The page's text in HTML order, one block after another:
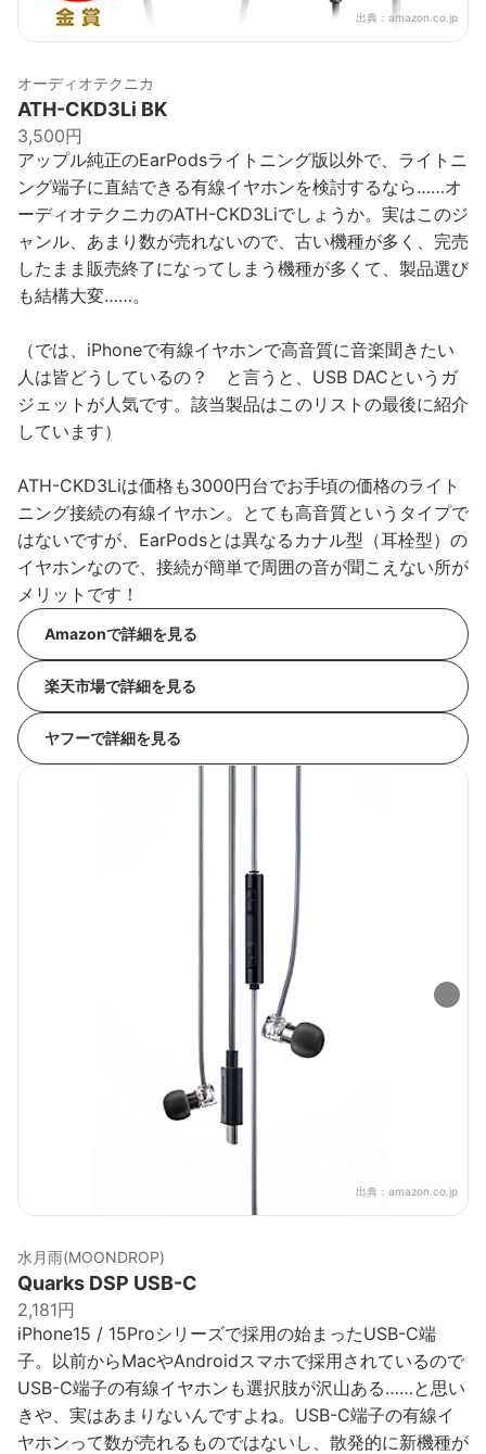
出典： amazon.co.jp
オーディオテクニカ
ATH-CKD3Li BK
3,500円
アップル純正のEarPodsライトニング版以外で、ライトニ
ング端子に直結できる有線イヤホンを検討するなら……オ
ーディオテクニカのATH-CKD3Liでしょうか。実はこのジ
ャンル、あまり数が売れないので、古い機種が多く、完売
したまま販売終了になってしまう機種が多くて、製品選び
も結構大変……。
（では、iPhoneで有線イヤホンで高音質に音楽聞きたい
人は皆どうしているの？ と言うと、USB DACというガ
ジェットが人気です。該当製品はこのリストの最後に紹介
しています）
ATH-CKD3Liは価格も3000円台でお手頃の価格のライト
ニング接続の有線イヤホン。とても高音質というタイプで
はないですが、EarPodsとは異なるカナル型（耳栓型）の
イヤホンなので、接続が簡単で周囲の音が聞こえない所が
メリットです！
Amazonで詳細を見る
楽天市場で詳細を見る
ヤフーで詳細を見る
出典： amazon.co.jp
水月雨(MOONDROP)
Quarks DSP USB-C
2,181円
iPhone15 / 15Proシリーズで採用の始まったUSB-C端
子。以前からMacやAndroidスマホで採用されているので
USB-C端子の有線イヤホンも選択肢が沢山ある……と思い
きや、実はあまりないんですよね。USB-C端子の有線イ
ヤホンって数が売れるものではないし、散発的に新機種が